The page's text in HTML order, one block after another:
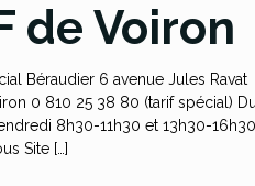
de Voiron
Béraudier 6 avenue Jules Ravat
0 810 25 38 80 (tarif spécial) Du
8h30-11h30 et 13h30-
Site […]